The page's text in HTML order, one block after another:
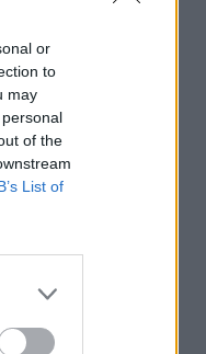
or
to
may
of the
List of
Ver más